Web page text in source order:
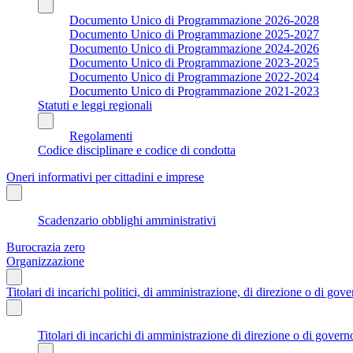
Documento Unico di Programmazione 2026-2028
Documento Unico di Programmazione 2025-2027
Documento Unico di Programmazione 2024-2026
Documento Unico di Programmazione 2023-2025
Documento Unico di Programmazione 2022-2024
Documento Unico di Programmazione 2021-2023
Statuti e leggi regionali
Regolamenti
Codice disciplinare e codice di condotta
Oneri informativi per cittadini e imprese
Scadenzario obblighi amministrativi
Burocrazia zero
Organizzazione
Titolari di incarichi politici, di amministrazione, di direzione o di
Titolari di incarichi di amministrazione di direzione o di